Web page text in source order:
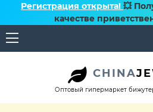
Регистрация открыта! 💥
качестве
CHINA
Оптовый гипермаркет